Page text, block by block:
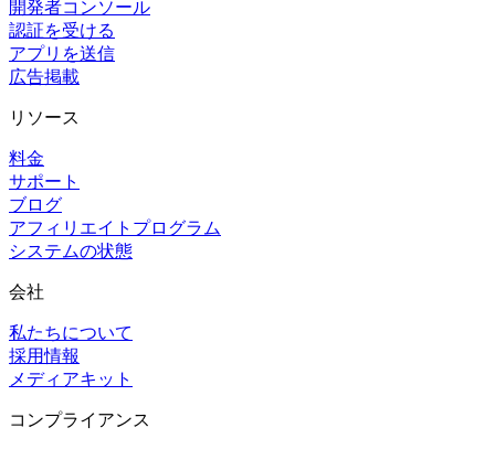
開発者コンソール
認証を受ける
アプリを送信
広告掲載
リソース
料金
サポート
ブログ
アフィリエイトプログラム
システムの状態
会社
私たちについて
採用情報
メディアキット
コンプライアンス